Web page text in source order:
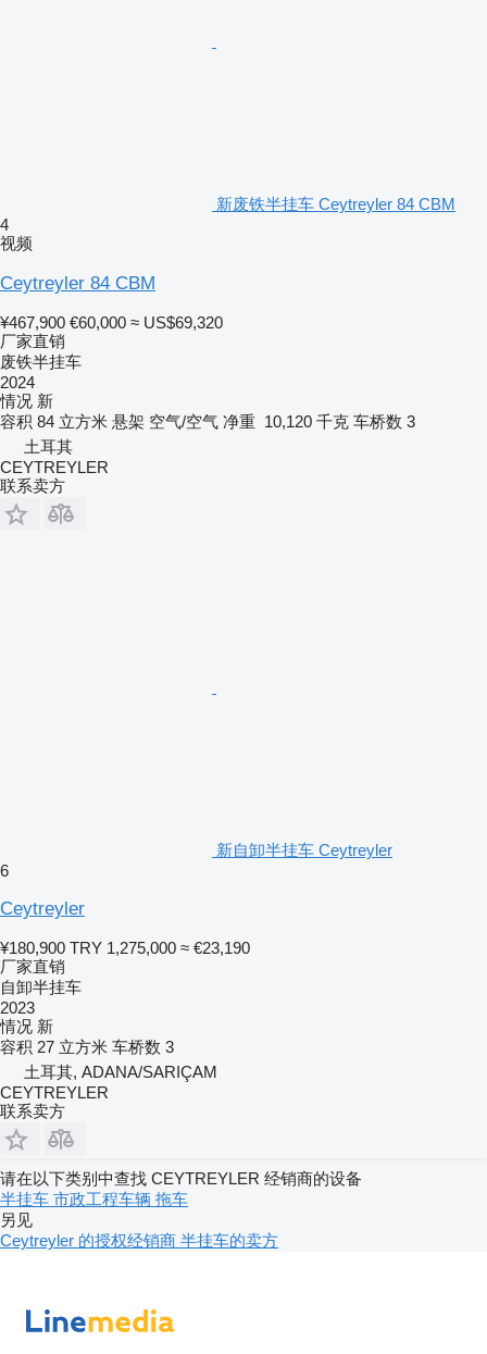
新废铁半挂车 Ceytreyler 84 CBM
4
视频
Ceytreyler 84 CBM
¥467,900 €60,000 ≈ US$69,320
厂家直销
废铁半挂车
2024
情况 新
容积 84 立方米 悬架 空气/空气 净重 10,120 千克 车桥数 3
土耳其
CEYTREYLER
联系卖方
新自卸半挂车 Ceytreyler
6
Ceytreyler
¥180,900 TRY 1,275,000 ≈ €23,190
厂家直销
自卸半挂车
2023
情况 新
容积 27 立方米 车桥数 3
土耳其, ADANA/SARIÇAM
CEYTREYLER
联系卖方
请在以下类别中查找 CEYTREYLER 经销商的设备
半挂车 市政工程车辆 拖车
另见
Ceytreyler 的授权经销商 半挂车的卖方